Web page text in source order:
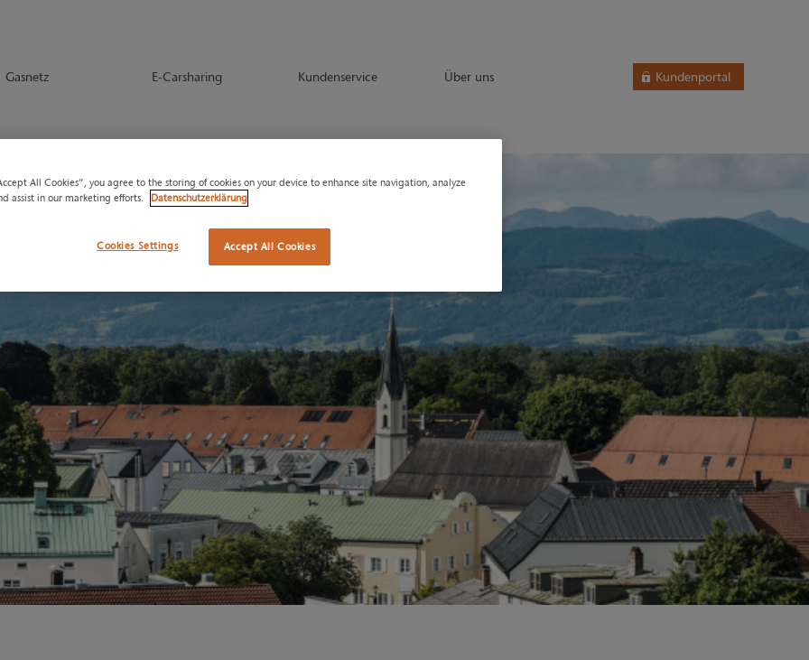
Gasnetz E-Carsharing Kundenservice Über uns Kundenportal
All Cookies”, you agree to the storing of cookies on your device to enhance site navigation, analyze
assist in our marketing efforts.
Datenschutzerklärung
Cookies Settings Accept All Cookies